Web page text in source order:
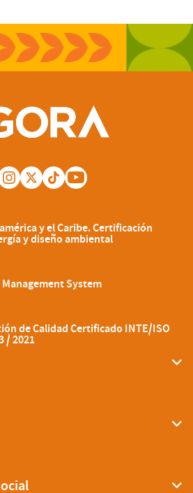
y el Caribe. Certificación
y diseño ambiental
System
de Calidad Certificado INTE/ISO
/ 2021